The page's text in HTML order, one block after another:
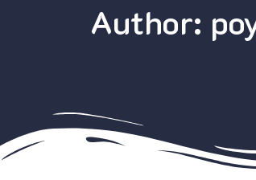
Author: